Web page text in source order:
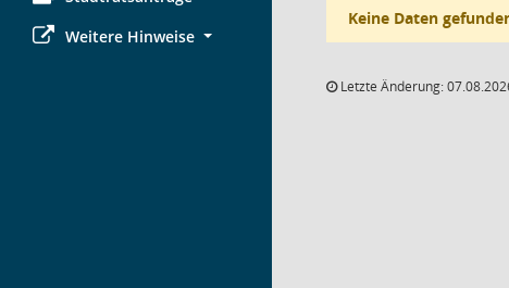
Weitere Hinweise
Keine Daten
Letzte Änderung: